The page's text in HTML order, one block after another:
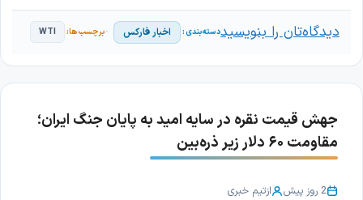
اخبار فارکس WTI دیدگاه‌تان را بنویسید
جهش قیمت نقره در سایه امید به پایان جنگ ایران؛
مقاومت ۶۰ دلار زیر ذره‌بین
2 روز پیش ازتیم خبری